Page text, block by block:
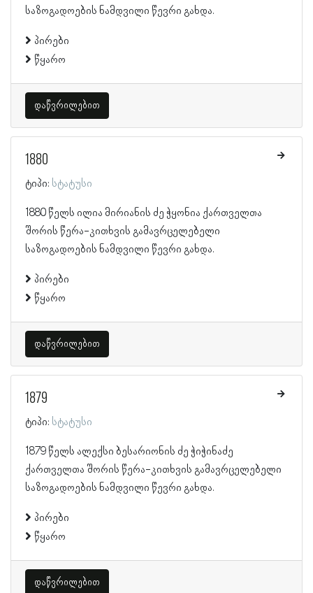
საზოგადოების ნამდვილი წევრი გახდა.
პირები
წყარო
დაწვრილებით
1880
ტიპი: სტატუსი
1880 წელს ილია მირიანის ძე ჭყონია ქართველთა
შორის წერა-კითხვის გამავრცელებელი
საზოგადოების ნამდვილი წევრი გახდა.
პირები
წყარო
დაწვრილებით
1879
ტიპი: სტატუსი
1879 წელს ალექსი ბესარიონის ძე ჭიჭინაძე
ქართველთა შორის წერა-კითხვის გამავრცელებელი
საზოგადოების ნამდვილი წევრი გახდა.
პირები
წყარო
დაწვრილებით